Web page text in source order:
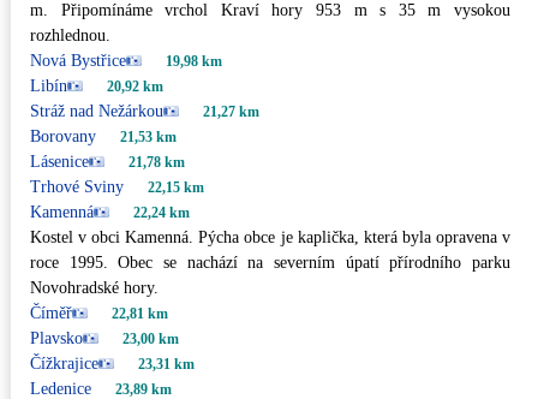
m. Připomínáme vrchol Kraví hory 953 m s 35 m vysokou
rozhlednou.
Nová Bystřice
19,98 km
Libín 20,92 km
Stráž nad Nežárkou 21,27 km
Borovany 21,53 km
Lásenice 21,78 km
Trhové Sviny 22,15 km
Kamenná 22,24 km
Kostel v obci Kamenná. Pýcha obce je kaplička, která byla opravena v
roce 1995. Obec se nachází na severním úpatí přírodního parku
Novohradské hory.
Číměř
22,81 km
Plavsko 23,00 km
Čížkrajice 23,31 km
Ledenice 23,89 km